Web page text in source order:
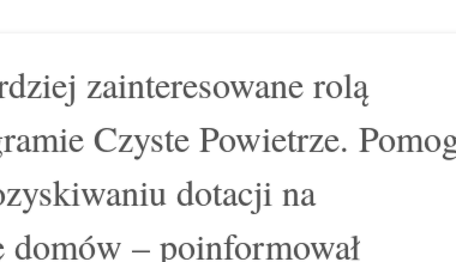
zainteresowane rolą
Czyste Powietrze.
dotacji na
– poinformował